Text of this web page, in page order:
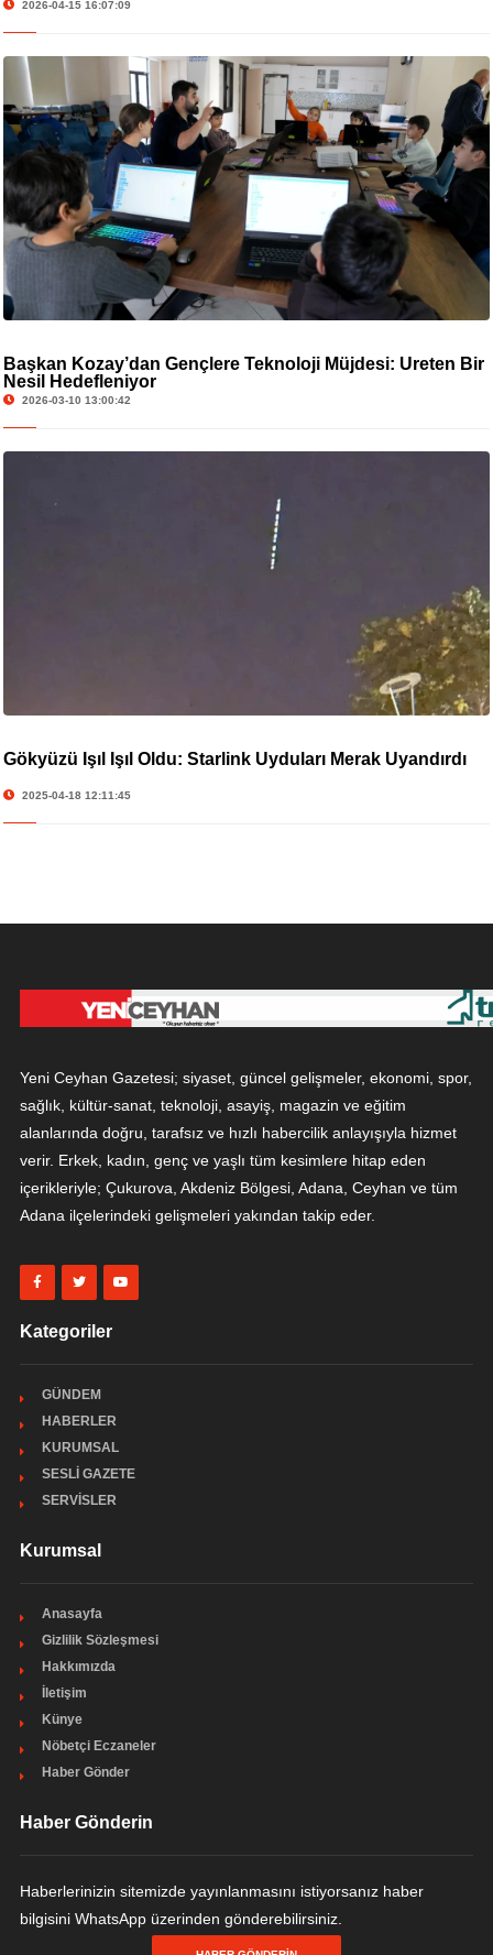
2026-04-15 16:07:09
Başkan Kozay’dan Gençlere Teknoloji Müjdesi: Üreten Bir
Nesil Hedefleniyor
2026-03-10 13:00:42
Gökyüzü Işıl Işıl Oldu: Starlink Uyduları Merak Uyandırdı
2025-04-18 12:11:45
Yeni Ceyhan Gazetesi; siyaset, güncel gelişmeler, ekonomi, spor,
sağlık, kültür-sanat, teknoloji, asayiş, magazin ve eğitim
alanlarında doğru, tarafsız ve hızlı habercilik anlayışıyla hizmet
verir. Erkek, kadın, genç ve yaşlı tüm kesimlere hitap eden
içerikleriyle; Çukurova, Akdeniz Bölgesi, Adana, Ceyhan ve tüm
Adana ilçelerindeki gelişmeleri yakından takip eder.
Kategoriler
GÜNDEM
HABERLER
KURUMSAL
SESLİ GAZETE
SERVİSLER
Kurumsal
Anasayfa
Gizlilik Sözleşmesi
Hakkımızda
İletişim
Künye
Nöbetçi Eczaneler
Haber Gönder
Haber Gönderin
Haberlerinizin sitemizde yayınlanmasını istiyorsanız haber
bilgisini WhatsApp üzerinden gönderebilirsiniz.